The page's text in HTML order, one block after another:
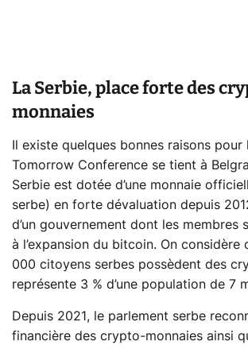
La Serbie, place forte des
monnaies
Il existe quelques bonnes raisons pour
Tomorrow Conference se tient à
Serbie est dotée d’une monnaie
serbe) en forte dévaluation depuis
d’un gouvernement dont les membres
à l’expansion du bitcoin. On considère
000 citoyens serbes possèdent des
représente 3 % d’une population de 7
Depuis 2021, le parlement serbe
financière des crypto-monnaies ainsi